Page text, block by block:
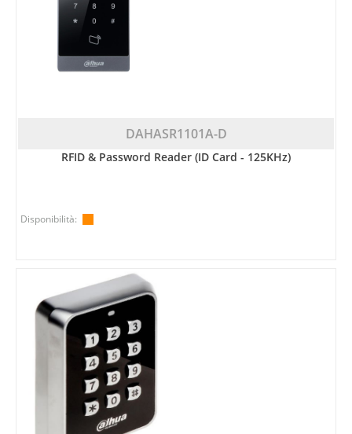
DAHASR1101A-D
RFID & Password Reader (ID Card - 125KHz)
Disponibilità: